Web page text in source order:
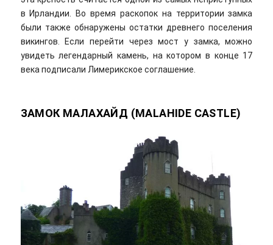
в Ирландии. Во время раскопок на территории замка
были также обнаружены остатки древнего поселения
викингов. Если перейти через мост у замка, можно
увидеть легендарный камень, на котором в конце 17
века подписали Лимерикское соглашение.
ЗАМОК МАЛАХАЙД (MALAHIDE CASTLE)